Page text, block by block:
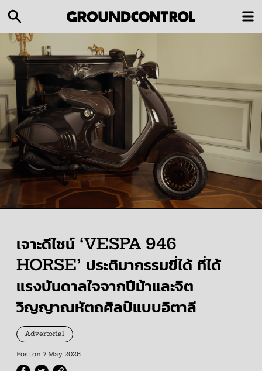
เจาะดีไซน์ ‘VESPA 946
HORSE’ ประติมากรรมขี่ได้ ที่ได้
แรงบันดาลใจจากปีม้าและจิต
วิญญาณหัตถศิลป์แบบอิตาลี
Advertorial
Post on 7 May 2026